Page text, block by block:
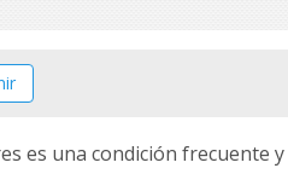
es una condición frecuente